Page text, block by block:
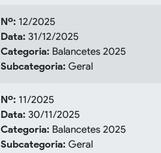
Nº: 12/2025
Data: 31/12/2025
Categoria: Balancetes 2025
Subcategoria: Geral
Nº: 11/2025
Data: 30/11/2025
Categoria: Balancetes 2025
Subcategoria: Geral